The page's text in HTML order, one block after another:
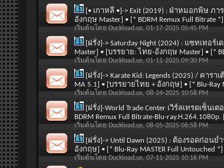
[• เกาหลี •]-> Exit (2019) : ฝ่าหมอกพิษ ภา
อังกฤษ Master] • [* BDRM Remux Full Bitrate *]
เริ่มต้นโดย Duckload.us, 01-17-2025 05:45 PM
[ฝรั่ง]-> Saturday Night (2024) : แซทเทอร์
Master] • [บรรยาย: ไทย-อังกฤษ Master] • [*
เริ่มต้นโดย Duckload.us, 01-11-2025 09:30 PM
[ฝรั่ง]-> Karate Kid: Legends (2025) / คาร
MA 5.1] • [บรรยายไทย + อังกฤษ] • [* Blu-Ray
เริ่มต้นโดย Duckload.us, 08-24-2025 10:58 PM
[ฝรั่ง]-World Trade Center เวิร์ลเทรดเซ็น
BDRM Remux Full Bitrate-Blu-
เริ่มต้นโดย Duckload.us, 08-05-2025 06:58 PM
[ฝรั่ง]-> Until Dawn (2025) : ต้องรอดก่อนย่
อังกฤษ] • [* Blu-Ray MASTER Full Untouched *]
เริ่มต้นโดย Duckload.us, 07-11-2025 10:16 PM